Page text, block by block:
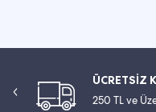
ÜCRETSİZ
250 TL ve